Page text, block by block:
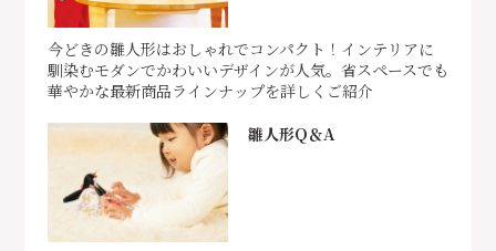
今どきの雛人形はおしゃれでコンパクト！インテリアに
馴染むモダンでかわいいデザインが人気。省スペースでも
華やかな最新商品ラインナップを詳しくご紹介
雛人形Q＆A